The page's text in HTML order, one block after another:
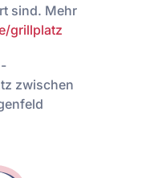
sind. Mehr
grillplatz
-
zwischen